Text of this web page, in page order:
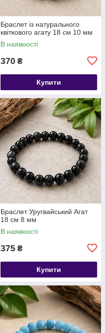
​​​​​​​Браслет із натурального
квіткового агату 18 см 10 мм
В наявності
370 ₴
Купити
Браслет Уругвайський Агат
18 см 8 мм
В наявності
375 ₴
Купити